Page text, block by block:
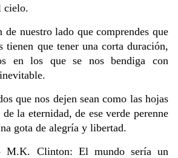
cielo.
de nuestro lado que comprendes que
tienen que tener una corta duración,
en los que se nos bendiga con
que nos dejen sean como las hojas
la eternidad, de ese verde perenne
gota de alegría y libertad.
M.K. Clinton: El mundo sería un